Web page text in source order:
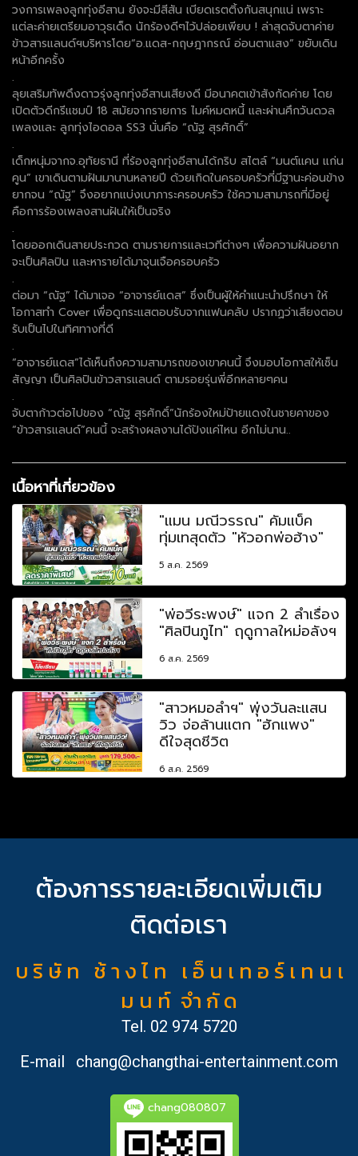
วงการเพลงลูกทุ่งอีสาน ยังจะมีสีสัน เบียดเรตติ้งกันสนุกแน่ เพราะ
แต่ละค่ายเตรียมอาวุธเด็ด นักร้องดีๆไว้ปล่อยเพียบ ! ล่าสุดจับตาค่าย
ข้าวสารแลนด์ฯบริหารโดย“อ.แดส-กฤษฎากรณ์ อ่อนตาแสง” ขยับเดิน
หน้าอีกครั้ง
.
ลุยเสริมทัพดึงดาวรุ่งลูกทุ่งอีสานเสียงดี มีอนาคตเข้าสังกัดค่าย โดย
เปิดตัวดีกรีแชมป์ 18 สมัยจากรายการ ไมค์หมดหนี้ และผ่านศึกวันดวล
เพลงและ ลูกทุ่งไอดอล SS3 นั่นคือ “ณัฐ สุรศักดิ์”
.
เด็กหนุ่มจากจ.อุทัยธานี ที่ร้องลูกทุ่งอีสานได้กริบ สไตล์ “มนต์แคน แก่น
คูน” เขาเดินตามฝันมานานหลายปี ด้วยเกิดในครอบครัวที่มีฐานะค่อนข้าง
ยากจน “ณัฐ” จึงอยากแบ่งเบาภาระครอบครัว ใช้ความสามารถที่มีอยู่
คือการร้องเพลงสานฝันให้เป็นจริง
.
โดยออกเดินสายประกวด ตามรายการและเวทีต่างๆ เพื่อความฝันอยาก
จะเป็นศิลปิน และหารายได้มาจุนเจือครอบครัว
.
ต่อมา “ณัฐ” ได้มาเจอ “อาจารย์แดส” ซึ่งเป็นผู้ให้คำแนะนำปรึกษา ให้
โอกาสทำ Cover เพื่อดูกระแสตอบรับจากแฟนคลับ ปรากฏว่าเสียงตอบ
รับเป็นไปในทิศทางที่ดี
.
“อาจารย์แดส”ได้เห็นถึงความสามารถของเขาคนนี้ จึงมอบโอกาสให้เซ็น
สัญญา เป็นศิลปินข้าวสารแลนด์ ตามรอยรุ่นพี่อีกหลายๆคน
.
จับตาก้าวต่อไปของ “ณัฐ สุรศักดิ์”นักร้องใหม่ป้ายแดงในชายคาของ
“ข้าวสารแลนด์”คนนี้ จะสร้างผลงานได้ปังแค่ไหน อีกไม่นาน..
เนื้อหาที่เกี่ยวข้อง
"แมน มณีวรรณ" คัมแบ็ค
ทุ่มเทสุดตัว "หัวอกพ่อฮ้าง"
5 ส.ค. 2569
"พ่อวีระพงษ์" แจก 2 ลำเรื่อง
"ศิลปินภูไท" ฤดูกาลใหม่อลังฯ
6 ส.ค. 2569
"สาวหมอลำฯ" พุ่งวันละแสน
วิว จ่อล้านแตก "ฮักแพง"
ดีใจสุดชีวิต
6 ส.ค. 2569
ต้องการรายละเอียดเพิ่มเติม
ติดต่อเรา
บ ริ ษั ท ช้ า ง ไ ท เ อ็ น เ ท อ ร์ เ ท น เ
ม น ท์ จำ กั ด
Tel. 02 974 5720
E-mail
chang@changthai-entertainment.com
chang080807